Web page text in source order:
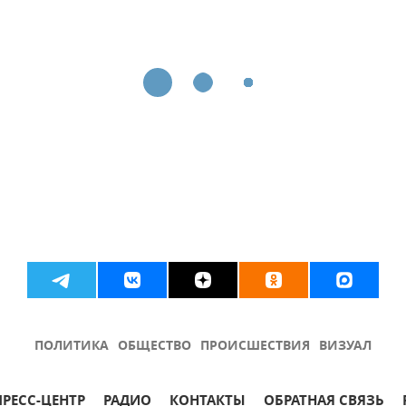
ПОЛИТИКА ОБЩЕСТВО ПРОИСШЕСТВИЯ ВИЗУАЛ